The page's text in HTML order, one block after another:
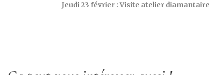
Jeudi 23 février : Visite atelier diamantaire